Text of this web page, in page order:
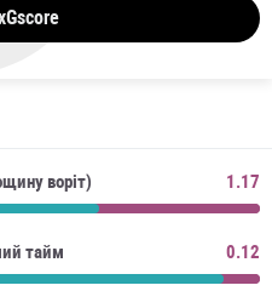
воріт) 1.17
тайм 0.12